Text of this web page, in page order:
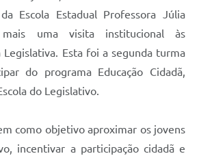
Escola Estadual Professora Júlia
mais uma visita institucional às
Legislativa. Esta foi a segunda turma
do programa Educação Cidadã,
do Legislativo.
objetivo aproximar os jovens
incentivar a participação cidadã e